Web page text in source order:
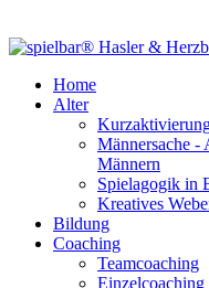
Home
Alter
Männersache -
Männern
Spielagogik in
Kreatives
Bildung
Coaching
Teamcoaching
Einzelcoaching